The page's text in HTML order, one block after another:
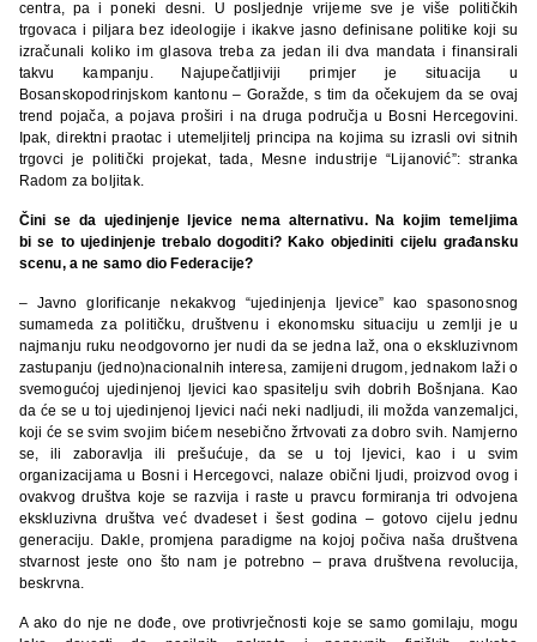
centra, pa i poneki desni. U posljednje vrijeme sve je više političkih
trgovaca i piljara bez ideologije i ikakve jasno definisane politike koji su
izračunali koliko im glasova treba za jedan ili dva mandata i finansirali
takvu kampanju. Najupečatljiviji primjer je situacija u
Bosanskopodrinjskom kantonu – Goražde, s tim da očekujem da se ovaj
trend pojača, a pojava proširi i na druga područja u Bosni Hercegovini.
Ipak, direktni praotac i utemeljitelj principa na kojima su izrasli ovi sitnih
trgovci je politički projekat, tada, Mesne industrije “Lijanović”: stranka
Radom za boljitak.
Čini se da ujedinjenje ljevice nema alternativu. Na kojim temeljima
bi se to ujedinjenje trebalo dogoditi? Kako objediniti cijelu građansku
scenu, a ne samo dio Federacije?
– Javno glorificanje nekakvog “ujedinjenja ljevice” kao spasonosnog
sumameda za političku, društvenu i ekonomsku situaciju u zemlji je u
najmanju ruku neodgovorno jer nudi da se jedna laž, ona o ekskluzivnom
zastupanju (jedno)nacionalnih interesa, zamijeni drugom, jednakom laži o
svemogućoj ujedinjenoj ljevici kao spasitelju svih dobrih Bošnjana. Kao
da će se u toj ujedinjenoj ljevici naći neki nadljudi, ili možda vanzemaljci,
koji će se svim svojim bićem nesebično žrtvovati za dobro svih. Namjerno
se, ili zaboravlja ili prešućuje, da se u toj ljevici, kao i u svim
organizacijama u Bosni i Hercegovci, nalaze obični ljudi, proizvod ovog i
ovakvog društva koje se razvija i raste u pravcu formiranja tri odvojena
ekskluzivna društva već dvadeset i šest godina – gotovo cijelu jednu
generaciju. Dakle, promjena paradigme na kojoj počiva naša društvena
stvarnost jeste ono što nam je potrebno – prava društvena revolucija,
beskrvna.
A ako do nje ne dođe, ove protivrječnosti koje se samo gomilaju, mogu